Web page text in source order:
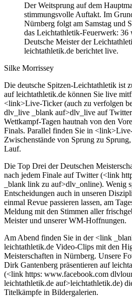
Der Weitsprung auf dem
stimmungsvolle Auftakt. Im
Nürnberg folgt am Samstag und
das Leichtathletik-Feuerwerk: 36
Deutsche Meister der
leichtathletik.de berichtet live.
Silke Morrissey
Die deutsche Spitzen-Leichtathletik ist
auf leichtathletik.de können Sie live
<link>Live-Ticker (auch zu verfolgen
dlv_live _blank auf>dlv_live auf
Wettkampf-Tagen hautnah von den
Finals. Parallel finden Sie in
Zwischenstände von Sprung zu
Lauf.
Die Top Drei der Deutschen
nach jedem Finale auf Twitter (<link
_blank link zu auf>dlv_online). Wenig
Entscheidungen auch in unseren
einmal Revue passieren lassen, am
Meldung mit den Stimmen aller
Meister und unserer WM-Hoffnungen.
Am Abend finden Sie in der <link
leichtathletik.de Video-Clips mit den
Meisterschaften in Nürnberg. Unsere
Dirk Gantenberg präsentieren auf
(<link https: www.facebook.com
leichtathletik.de auf>leichtathletik.de)
Titelkämpfe in Bildergalerien.